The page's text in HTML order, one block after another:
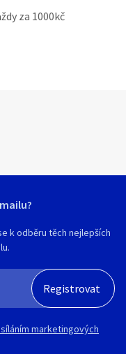
za 1000kč
k odběru těch nejlepších
marketingových